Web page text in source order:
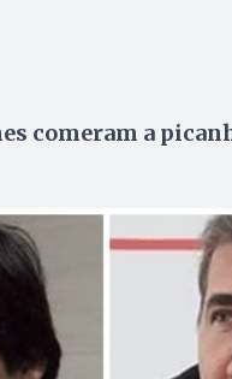
comeram a